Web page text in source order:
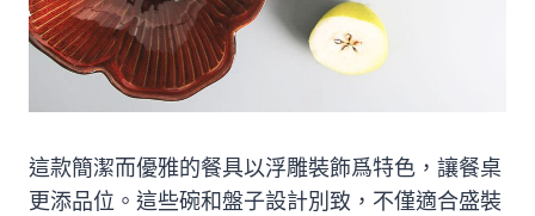
這款簡潔而優雅的餐具以浮雕裝飾爲特色，讓餐桌
更添品位。這些碗和盤子設計別致，不僅適合盛裝